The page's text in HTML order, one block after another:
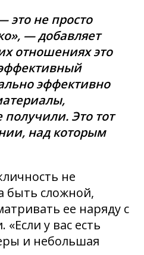
это не просто
— добавляет
отношениях это
эффективно
Это тот
над которым
не
быть сложной,
ее наряду с
у вас есть
и небольшая